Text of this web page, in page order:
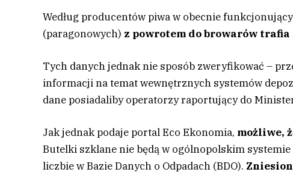
Według producentów piwa w obecnie
(paragonowych) z powrotem do browarów
Tych danych jednak nie sposób zweryfikować –
informacji na temat wewnętrznych systemów
dane posiadaliby operatorzy raportujący do
Jak jednak podaje portal Eco Ekonomia, możliwe,
Butelki szklane nie będą w ogólnopolskim
liczbie w Bazie Danych o Odpadach (BDO).